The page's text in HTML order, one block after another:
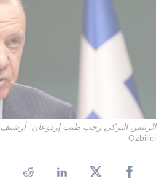
الرئيس التركي رجب طيب إردوغان- أرشيف
Ozbilici